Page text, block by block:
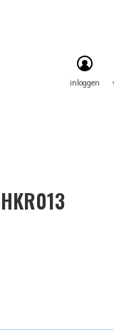
inloggen